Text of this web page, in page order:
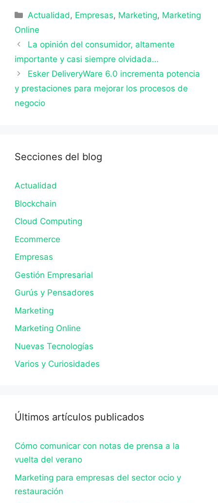
Categorías
Actualidad, Empresas, Marketing, Marketing
Online
La opinión del consumidor, altamente
importante y casi siempre olvidada…
Esker DeliveryWare 6.0 incrementa potencia
y prestaciones para mejorar los procesos de
negocio
Secciones del blog
Actualidad
Blockchain
Cloud Computing
Ecommerce
Empresas
Gestión Empresarial
Gurús y Pensadores
Marketing
Marketing Online
Nuevas Tecnologías
Varios y Curiosidades
Últimos artículos publicados
Cómo comunicar con notas de prensa a la
vuelta del verano
Marketing para empresas del sector ocio y
restauración